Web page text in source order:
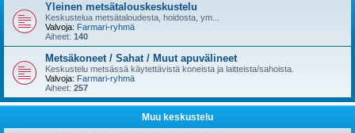
Yleinen metsätalouskeskustelu
Keskustelua metsätaloudesta, hoidosta, ym...
Valvoja: Farmari-ryhmä
Aiheet: 140
Metsäkoneet / Sahat / Muut apuvälineet
Keskustelu metsässä käytettävistä koneista ja laitteista/sahoista.
Valvoja: Farmari-ryhmä
Aiheet: 257
Muu keskustelu